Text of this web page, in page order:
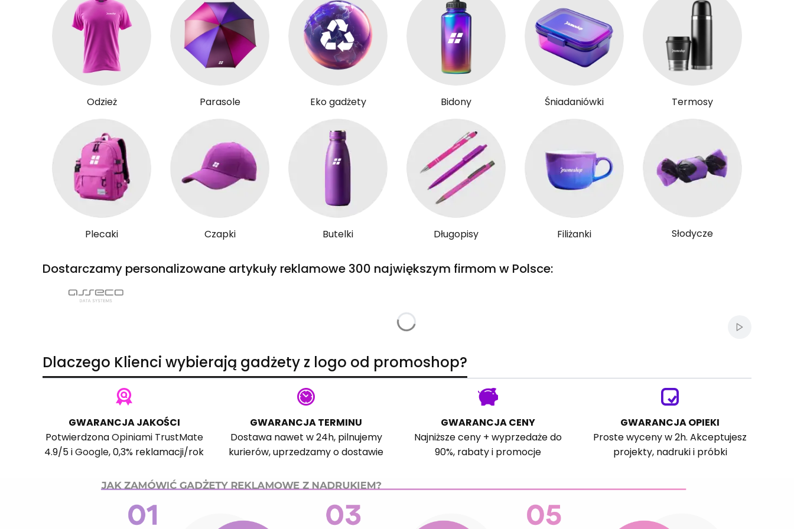
Odzież Parasole Eko gadżety Bidony Śniadaniówki Termosy
Plecaki Czapki Butelki Długopisy Filiżanki Słodycze
Dostarczamy personalizowane artykuły reklamowe 300 największym firmom w Polsce:
Włącz
Dlaczego Klienci wybierają gadżety z logo od promoshop?
GWARANCJA JAKOŚCI
PotwierdzonaOpiniami TrustMate
4.9/5 iGoogle, 0,3% reklamacji/rok
GWARANCJA TERMINU
Dostawa nawet w 24h, pilnujemy
kurierów, uprzedzamy o dostawie
GWARANCJA CENY
Najniższe ceny + wyprzedaże do
90%, rabaty i promocje
GWARANCJA OPIEKI
Proste wyceny w 2h. Akceptujesz
projekty, nadruki i próbki